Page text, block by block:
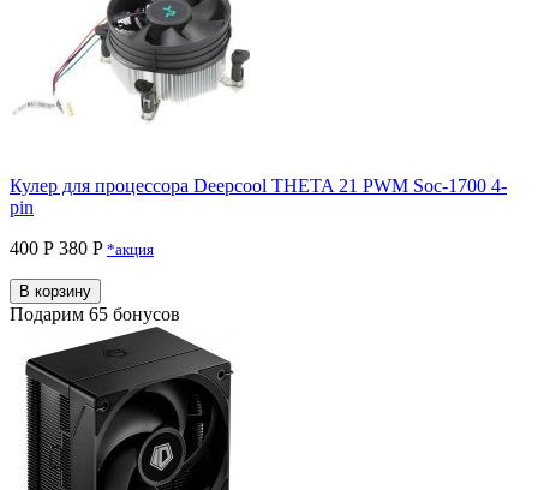
Кулер для процессора Deepcool THETA 21 PWM Soc-1700 4-
pin
400 Р 380 P *акция
В корзину
Подарим 65 бонусов